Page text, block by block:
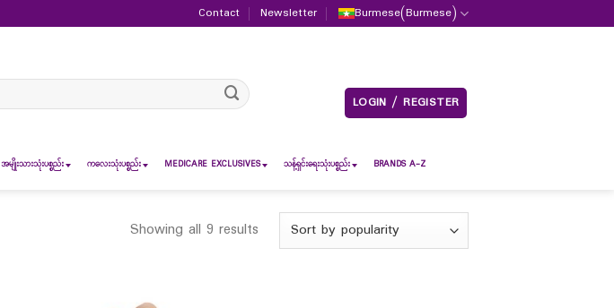
Contact Newsletter Burmese(Burmese)
LOGIN / REGISTER
အမျိုးသားသုံးပစ္စည်း ကလေးသုံးပစ္စည်း MEDICARE EXCLUSIVES သန့်ရှင်းရေးသုံးပစ္စည်း BRANDS A-Z
Showing all 9 results